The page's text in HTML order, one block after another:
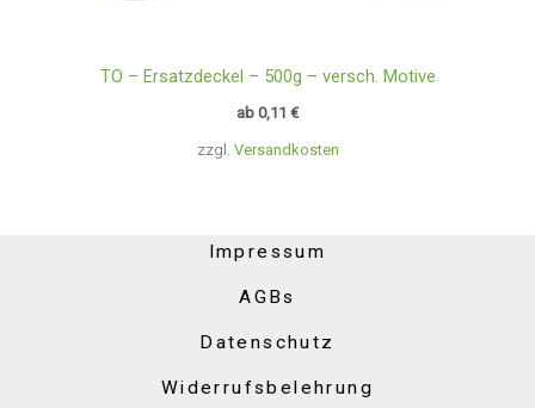
zzgl. Versandkosten
TO – Ersatzdeckel – 500g – versch. Motive
ab 0,11 €
Impressum
AGBs
Datenschutz
Widerrufsbelehrung